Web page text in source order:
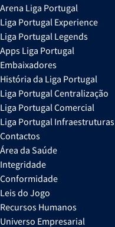
Arena Liga Portugal
Liga Portugal Experience
Liga Portugal Legends
Apps Liga Portugal
Embaixadores
História da Liga Portugal
Liga Portugal Centralização
Liga Portugal Comercial
Liga Portugal Infraestruturas
Contactos
Área da Saúde
Integridade
Conformidade
Leis do Jogo
Recursos Humanos
Universo Empresarial